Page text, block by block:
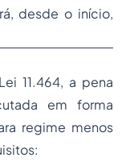
desde o início,
11.464, a pena
em forma
regime menos